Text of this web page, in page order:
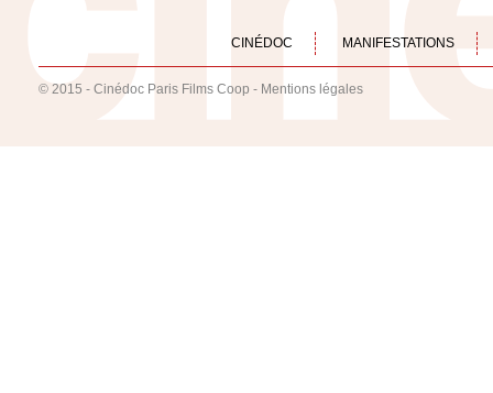
CINÉDOC MANIFESTATIONS
© 2015 - Cinédoc Paris Films Coop - Mentions légales